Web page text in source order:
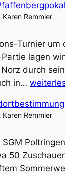
Karen Remmler
Turnier
lagen
durch
in…
(Aktive
und
Karen Remmler
SGM
50